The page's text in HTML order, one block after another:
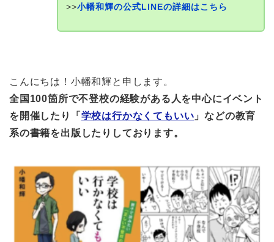
>>小幡和輝の公式LINEの詳細はこちら
こんにちは！小幡和輝と申します。
全国100箇所で不登校の経験がある人を中心にイベント
を開催したり「 学校は行かなくてもいい 」などの教育
系の書籍を出版したりしております。